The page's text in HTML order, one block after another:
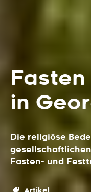
in
Die religiöse
Fasten- und